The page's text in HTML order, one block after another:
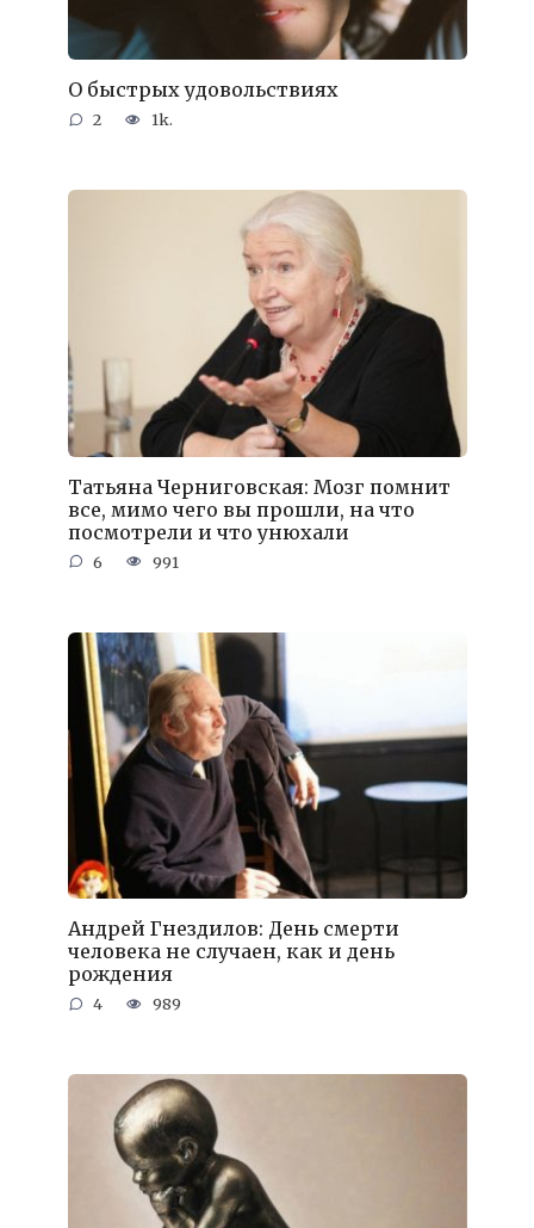
О быстрых удовольствиях
2 1k.
Татьяна Черниговская: Мозг помнит
все, мимо чего вы прошли, на что
посмотрели и что унюхали
6 991
Андрей Гнездилов: День смерти
человека не случаен, как и день
рождения
4 989